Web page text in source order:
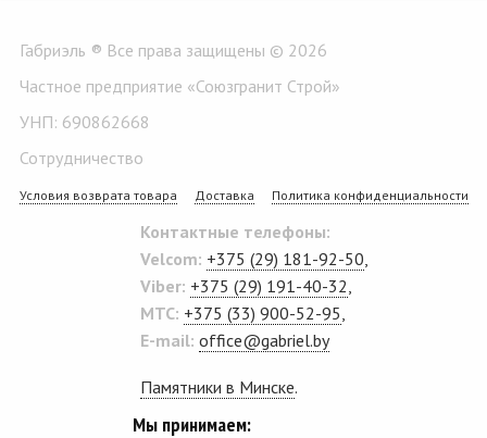
Габриэль ® Все права защищены © 2026
Частное предприятие «Союзгранит Строй»
УНП: 690862668
Сотрудничество
Условия возврата товара Доставка Политика конфиденциальности
Контактные телефоны:
Velcom: +375 (29) 181-92-50
Viber: +375 (29) 191-40-32
MTC: +375 (33) 900-52-95
E-mail: office@gabriel.by
Памятники в Минске.
Мы принимаем: